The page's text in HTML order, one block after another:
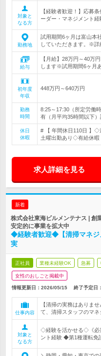
対象と
なる方
【経験者歓迎！】応募
ーダー・マネジメント
勤務地
試用期間6ヶ月は富山本
していただきます。※詳
給与
【月給】28万円～40万
します※試用期間6ヶ月
初年度
年収
448万円～640万円
勤務
時間
8:25～17:30（所定労働
有（月平均35時間以下）
休日
休暇
# 【 年間休日110日 】◇
土曜出勤あり◇有給休暇
求人詳細を見る
新着
株式会社東海ビルメンテナス | 創
安定的に事業を拡大中
◆経験者歓迎◆【清掃マネジ
実
正社員 業種未経験OK 急募
女性のおしごと掲載中
情報更新日：2026/05/15 終了予定日：
仕事内容
【清掃の実務はありま
て、清掃スタッフのマネ
対象と
なる方
◇経験を活かせる◇《必
ント経験 ◆第1種運転免